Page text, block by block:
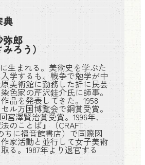
典
弥郎
ろう）
生まれる。美術史を学ぶた
学するも、戦争で勉学が中
美術館に勤務した折に民芸
色家の芹沢銈介氏に師事。
品を発表してきた。1958
ル万国博覧会で銅賞受賞。
宮澤賢治賞受賞。1996年、
のことば』（CRAFT
ちに福音館書店）で国際図
家活動と並行して女子美術
る。1987年より退官する